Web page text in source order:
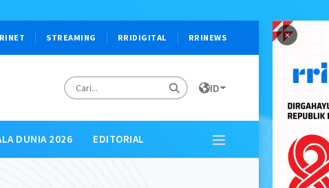
×
STREAMING RRIDIGITAL RRINEWS
ID
DUNIA 2026 EDITORIAL